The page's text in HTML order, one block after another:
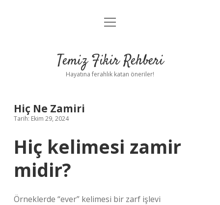
Anasayfa
Yasal Uyarı
menüyü
Temiz Fikir Rehberi
Hayatına ferahlık katan öneriler!
Hiç Ne Zamiri
Tarih: Ekim 29, 2024
Hiç kelimesi zamir
midir?
Örneklerde “ever” kelimesi bir zarf işlevi